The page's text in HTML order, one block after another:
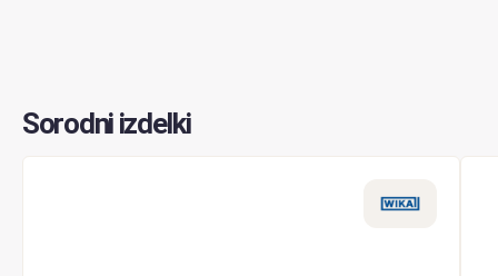
Sorodni izdelki